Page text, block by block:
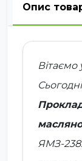
Опис
Вітаємо
ЯМЗ-